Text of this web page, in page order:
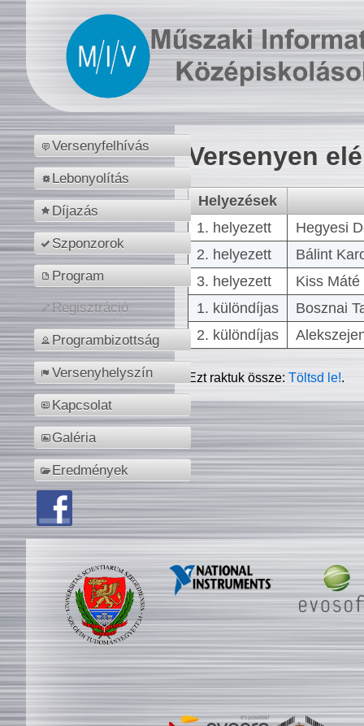
Versenyfelhívás
Lebonyolítás
Díjazás
Szponzorok
Program
Regisztráció
Programbizottság
Versenyhelyszín
Kapcsolat
Galéria
Eredmények
Versenyen
Helyezések
1. helyezett
Hegyesi
2. helyezett
Bálint
3. helyezett
Kiss
1. különdíjas
Bosznai
2. különdíjas
Ezt raktuk össze:Töltsd le!.